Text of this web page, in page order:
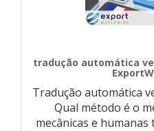
tradução automática
Tradução automática
Qual método é o
mecânicas e